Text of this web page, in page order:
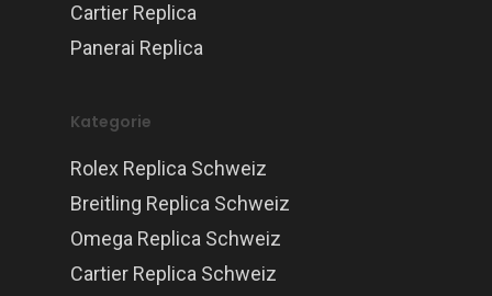
Cartier Replica
Panerai Replica
Kategorie
Rolex Replica Schweiz
Breitling Replica Schweiz
Omega Replica Schweiz
Cartier Replica Schweiz